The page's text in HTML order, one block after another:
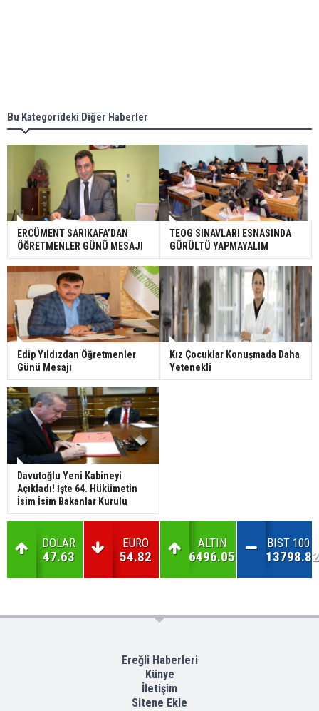
Bu Kategorideki Diğer Haberler
ERCÜMENT SARIKAFA’DAN
ÖĞRETMENLER GÜNÜ MESAJI
TEOG SINAVLARI ESNASINDA
GÜRÜLTÜ YAPMAYALIM
Edip Yıldızdan Öğretmenler
Günü Mesajı
Kız Çocuklar Konuşmada Daha
Yetenekli
Davutoğlu Yeni Kabineyi
Açıkladı! İşte 64. Hükümetin
İsim İsim Bakanlar Kurulu
DOLAR
47.63
EURO
54.82
ALTIN
6496.05
BIST 100
13798.82
Ereğli Haberleri
Künye
İletişim
Sitene Ekle